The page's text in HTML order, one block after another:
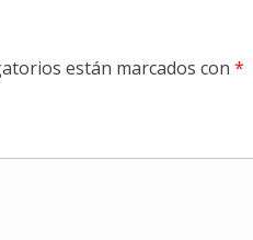
están marcados con *